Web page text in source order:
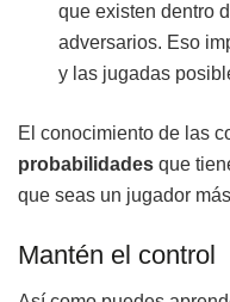
que existen dentro
adversarios. Eso
y las jugadas
El conocimiento de las
probabilidades que
que seas un jugador
Mantén el control